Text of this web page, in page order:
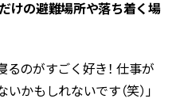
だけの避難場所や落ち着く場
るのがすごく好き！ 仕事が
かもしれないです（笑）」